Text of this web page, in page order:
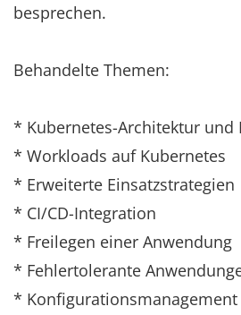
besprechen.
Behandelte Themen:
* Kubernetes-Architektur und
* Workloads auf Kubernetes
* Erweiterte Einsatzstrategien
* CI/CD-Integration
* Freilegen einer Anwendung
* Fehlertolerante
* Konfigurationsmanagement